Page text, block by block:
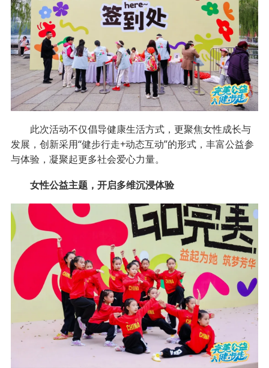
此次活动不仅倡导健康生活方式，更聚焦女性成长与
发展，创新采用“健步行走+动态互动”的形式，丰富公益参
与体验，凝聚起更多社会爱心力量。
女性公益主题，开启多维沉浸体验